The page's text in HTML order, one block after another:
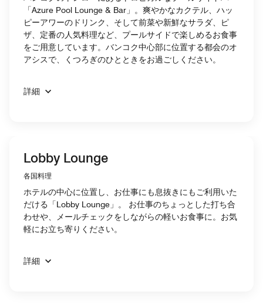
「Azure Pool Lounge & Bar」。爽やかなカクテル、ハッ
ピーアワーのドリンク、そして前菜や新鮮なサラダ、ピ
ザ、定番の人気料理など、プールサイドで楽しめるお食事
をご用意しています。バンコク中心部に位置する都会のオ
アシスで、くつろぎのひとときをお過ごしください。
詳細
Lobby Lounge
各国料理
ホテルの中心に位置し、お仕事にも息抜きにもご利用いた
だける「Lobby Lounge」。 お仕事のちょっとした打ち合
わせや、メールチェックをしながらの軽いお食事に。お気
軽にお立ち寄りください。
詳細